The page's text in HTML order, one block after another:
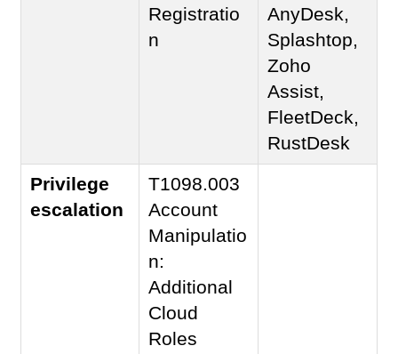
Registratio
n
AnyDesk,
Splashtop,
Zoho
Assist,
FleetDeck,
RustDesk
Privilege
escalation
T1098.003
Account
Manipulatio
n:
Additional
Cloud
Roles